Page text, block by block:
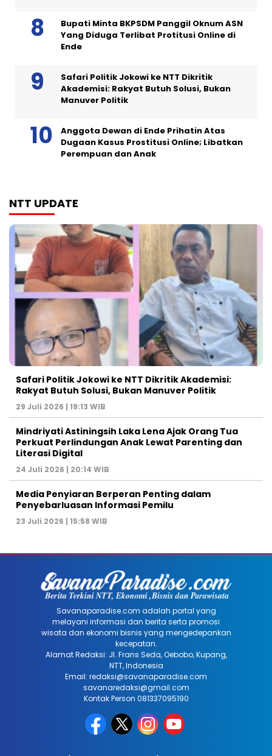
Bupati Minta BKPSDM Panggil Oknum ASN
Yang Diduga Terlibat Protitusi Online di
Ende
Safari Politik Jokowi ke NTT Dikritik
Akademisi: Rakyat Butuh Solusi, Bukan
Manuver Politik
Anggota Dewan di Ende Prihatin Atas
Dugaan Kasus Prostitusi Online; Libatkan
Perempuan dan Anak
NTT UPDATE
Safari Politik Jokowi ke NTT Dikritik Akademisi:
Rakyat Butuh Solusi, Bukan Manuver Politik
29 Juli 2026 | 19:13 WIB
Mindriyati Astiningsih Laka Lena Ajak Orang Tua
Perkuat Perlindungan Anak Lewat Parenting dan
Literasi Digital
24 Juli 2026 | 20:14 WIB
Media Penyiaran Berperan Penting dalam
Penyebarluasan Informasi Pemilu
23 Juli 2026 | 15:58 WIB
Savanaparadise.com adalah portal yang
melayani informasi dan berita serta promosi
wisata dan ekonomi bisnis yang mengedepankan
kecepatan.
Alamat Redaksi: Jl. Frans Seda, Oebobo, Kupang,
NTT, Indonesia
Email: redaksi@savanaparadise.com
savanaredaksi@gmail.com
Kontak Person 081337095190